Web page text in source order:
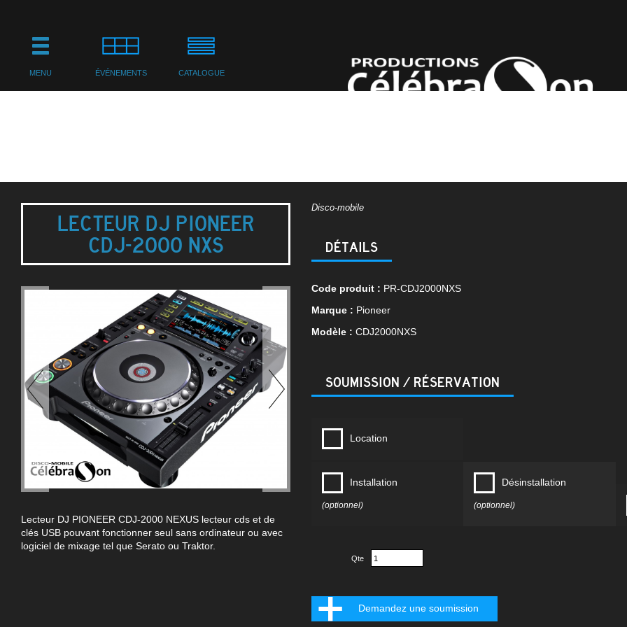
MENU ÉVÉNEMENTS CATALOGUE
LECTEUR DJ PIONEER
CDJ-2000 NXS
Lecteur DJ PIONEER CDJ-2000 NEXUS lecteur cds et de
clés USB pouvant fonctionner seul sans ordinateur ou avec
logiciel de mixage tel que Serato ou Traktor.
Disco-mobile
DÉTAILS
Code produit : PR-CDJ2000NXS
Marque : Pioneer
Modèle :CDJ2000NXS
SOUMISSION / RÉSERVATION
Location
Installation
(optionnel)
Désinstallation
(optionnel)
Qte
Demandez une soumission